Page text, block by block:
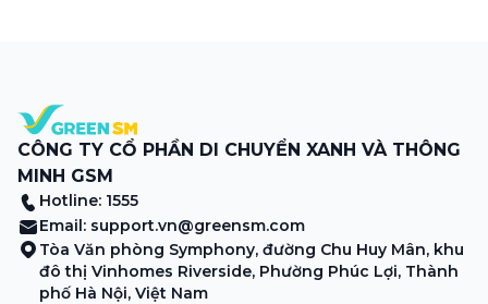
CÔNG TY CỔ PHẦN DI CHUYỂN XANH VÀ THÔNG
MINH GSM
Hotline: 1555
Email: support.vn@greensm.com
Tòa Văn phòng Symphony, đường Chu Huy Mân, khu
đô thị Vinhomes Riverside, Phường Phúc Lợi, Thành
phố Hà Nội, Việt Nam